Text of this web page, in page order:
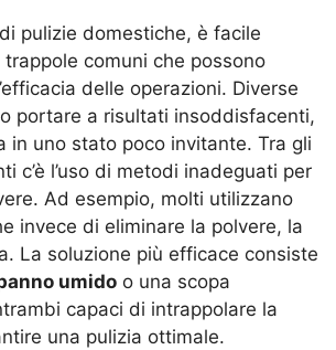
pulizie domestiche, è facile
comuni che possono
delle operazioni. Diverse
portare a risultati insoddisfacenti,
in uno stato poco invitante. Tra gli
c’è l’uso di metodi inadeguati per
Ad esempio, molti utilizzano
invece di eliminare la polvere, la
La soluzione più efficace consiste
umido o una scopa
capaci di intrappolare la
una pulizia ottimale.